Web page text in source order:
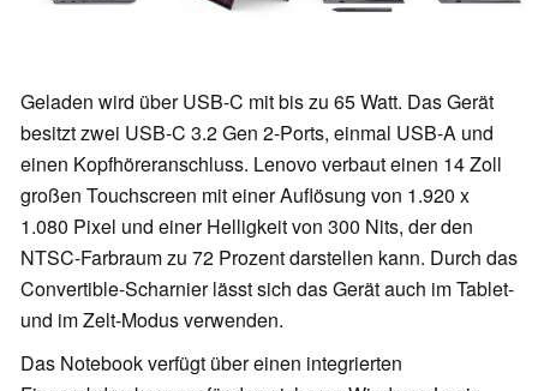
Geladen wird über USB-C mit bis zu 65 Watt. Das Gerät
besitzt zwei USB-C 3.2 Gen 2-Ports, einmal USB-A und
einen Kopfhöreranschluss. Lenovo verbaut einen 14 Zoll
großen Touchscreen mit einer Auflösung von 1.920 x
1.080 Pixel und einer Helligkeit von 300 Nits, der den
NTSC-Farbraum zu 72 Prozent darstellen kann. Durch das
Convertible-Scharnier lässt sich das Gerät auch im Tablet-
und im Zelt-Modus verwenden.
Das Notebook verfügt über einen integrierten